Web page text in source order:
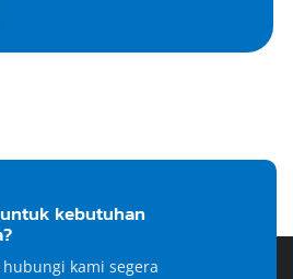
kebutuhan
kami segera